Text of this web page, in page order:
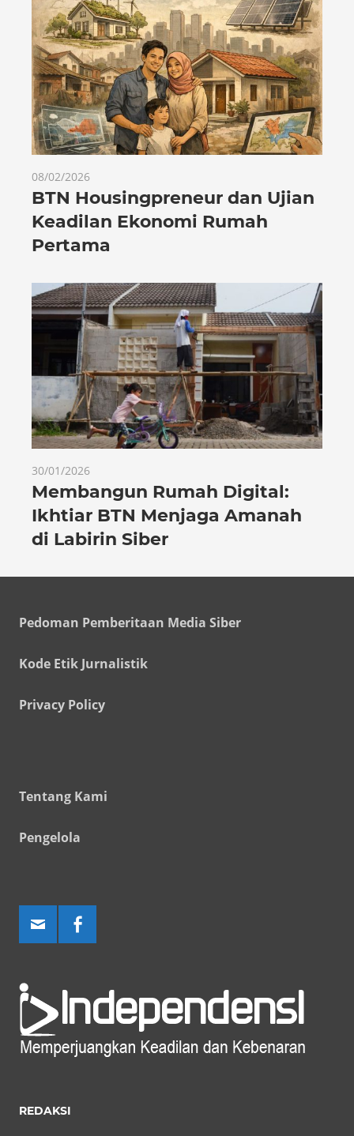
08/02/2026
BTN Housingpreneur dan Ujian
Keadilan Ekonomi Rumah
Pertama
30/01/2026
Membangun Rumah Digital:
Ikhtiar BTN Menjaga Amanah
di Labirin Siber
Pedoman Pemberitaan Media Siber
Kode Etik Jurnalistik
Privacy Policy
Tentang Kami
Pengelola
REDAKSI